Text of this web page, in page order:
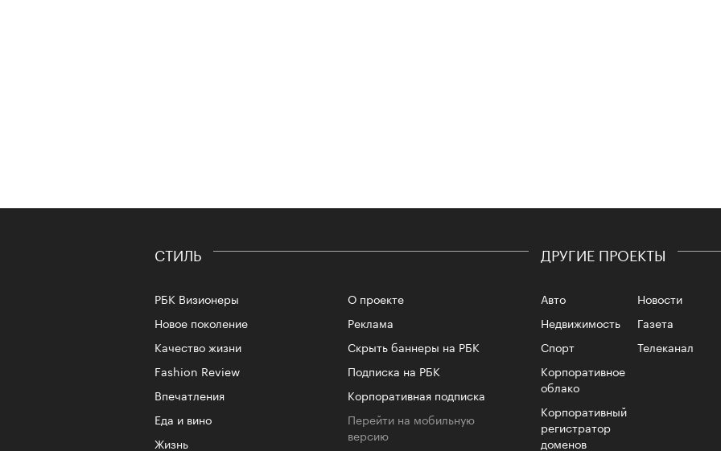
100
СТИЛЬ
РБК Визионеры
Новое поколение
Качество жизни
Fashion Review
Впечатления
Еда и вино
Жизнь
О проекте
Реклама
Скрыть баннеры на РБК
Подписка на РБК
Корпоративная подписка
Перейти на мобильную
версию
ДРУГИЕ ПРОЕКТЫ
Авто
Недвижимость
Спорт
Корпоративное
облако
Корпоративный
регистратор
доменов
Новости
Газета
Телеканал